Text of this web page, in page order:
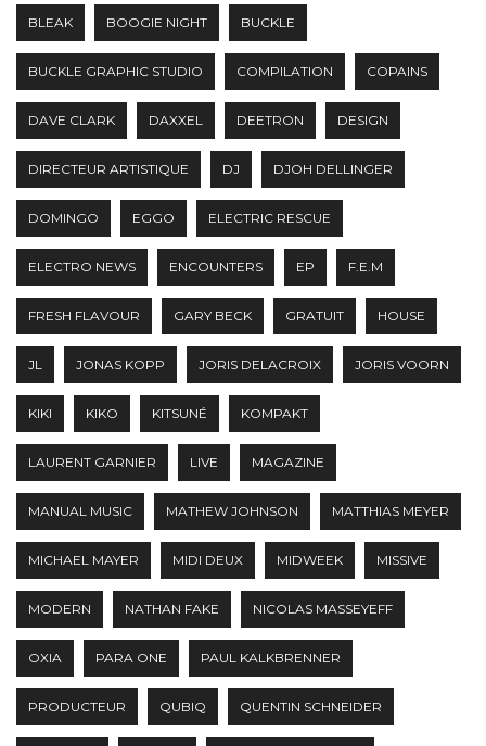
BLEAK BOOGIE NIGHT BUCKLE
BUCKLE GRAPHIC STUDIO COMPILATION COPAINS
DAVE CLARK DAXXEL DEETRON DESIGN
DIRECTEUR ARTISTIQUE DJ DJOH DELLINGER
DOMINGO EGGO ELECTRIC RESCUE
ELECTRO NEWS ENCOUNTERS EP F.E.M
FRESH FLAVOUR GARY BECK GRATUIT HOUSE
JL JONAS KOPP JORIS DELACROIX JORIS VOORN
KIKI KIKO KITSUNÉ KOMPAKT
LAURENT GARNIER LIVE MAGAZINE
MANUAL MUSIC MATHEW JOHNSON MATTHIAS MEYER
MICHAEL MAYER MIDI DEUX MIDWEEK MISSIVE
MODERN NATHAN FAKE NICOLAS MASSEYEFF
OXIA PARA ONE PAUL KALKBRENNER
PRODUCTEUR QUBIQ QUENTIN SCHNEIDER